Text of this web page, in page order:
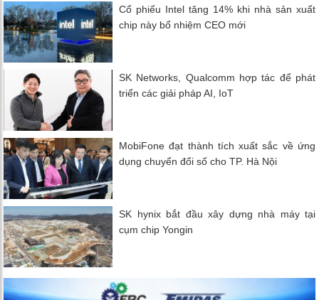
Cổ phiếu Intel tăng 14% khi nhà sản xuất
chip này bổ nhiệm CEO mới
SK Networks, Qualcomm hợp tác để phát
triển các giải pháp AI, IoT
MobiFone đạt thành tích xuất sắc về ứng
dụng chuyển đổi số cho TP. Hà Nội
SK hynix bắt đầu xây dựng nhà máy tại
cụm chip Yongin